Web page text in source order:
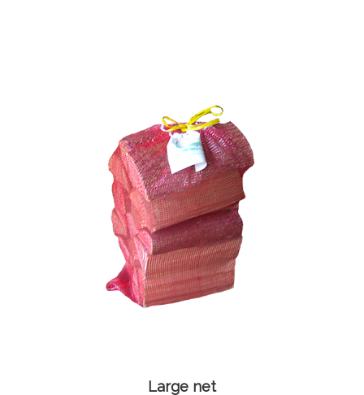
Large net